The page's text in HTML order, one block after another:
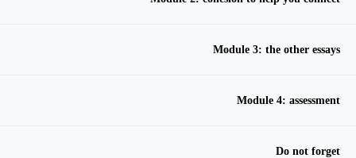
Module 3: the other essays
Module 4: assessment
Do not forget